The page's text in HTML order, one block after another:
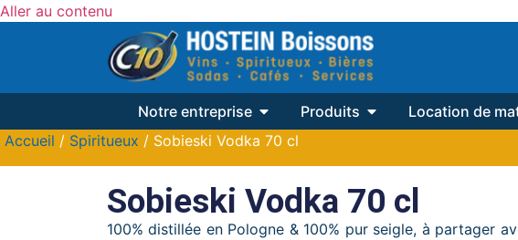
Aller au contenu
Notre entreprise Produits Location de
Accueil / Spiritueux / Sobieski Vodka 70 cl
Sobieski Vodka 70 cl
100% distillée en Pologne & 100% pur seigle, à partager